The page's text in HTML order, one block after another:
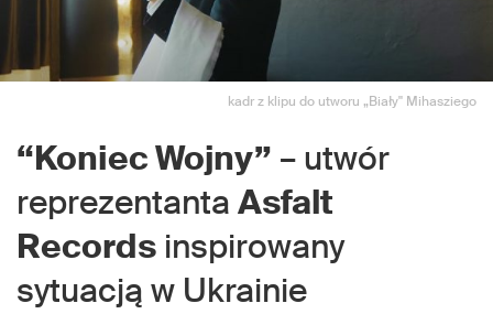
kadr z klipu do utworu „Biały" Mihasziego
“Koniec Wojny” – utwór
reprezentanta Asfalt
Records inspirowany
sytuacją w Ukrainie